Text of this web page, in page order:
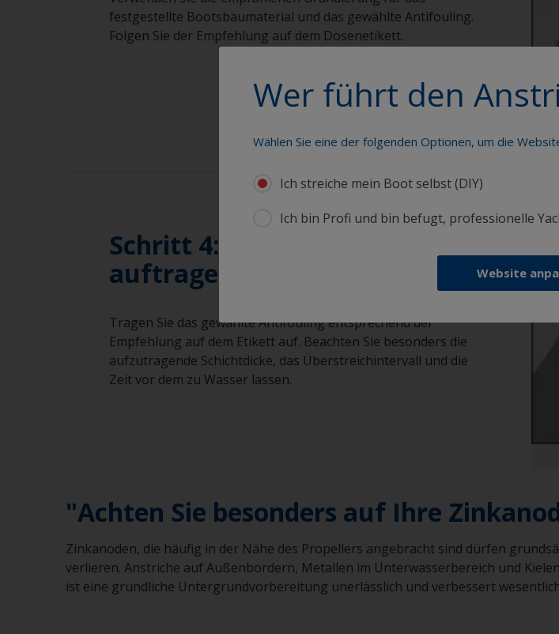
festgestellte Bootsbaumaterial und das gewählte Antifouling.
Folgen Sie der Empfehlung auf dem Dosenetikett.
Schritt 4: Antifouling
auftragen
Tragen Sie das gewählte Antifouling entsprechend der
Empfehlung auf dem Etikett auf. Beachten Sie besonders die
aufzutragende Schichtdicke, das Überstreichintervall und die
Zeit vor dem zu Wasser lassen.
"Achten Sie besonders auf Ihre
Zinkanoden, die häufig in der Nähe des Propellers angebracht sind dürfen
verlieren. Anstriche auf Außenbordern, Metallen im Unterwasserbereich und
ist eine gründliche Untergrundvorbereitung unerlässlich und verbessert
Wer führt den
Wählen Sie eine der folgenden Optionen, um die
Ich streiche mein Boot selbst (DIY)
Ich bin Profi und bin befugt, professionelle
Website